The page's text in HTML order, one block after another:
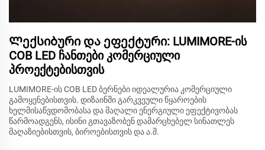
Ლექსიბური და ეფექტური: LUMIMORE-ის
COB LED ჩანთები კომერციული
პროექტებისთვის
LUMIMORE-ის COB LED ბერნები იდეალურია კომერციული
გამოყენებისთვის. დიზაინში გარკვეული წყაროების
ხელმისაწვდომობასა და მაღალი ენერგიული ეფექტივობას
წარმოადგენს, ისინი გთავაზობენ დამარცხებელ სინათლეს
მაღაზიებისთვის, ბიროებისთვის და ა.შ.